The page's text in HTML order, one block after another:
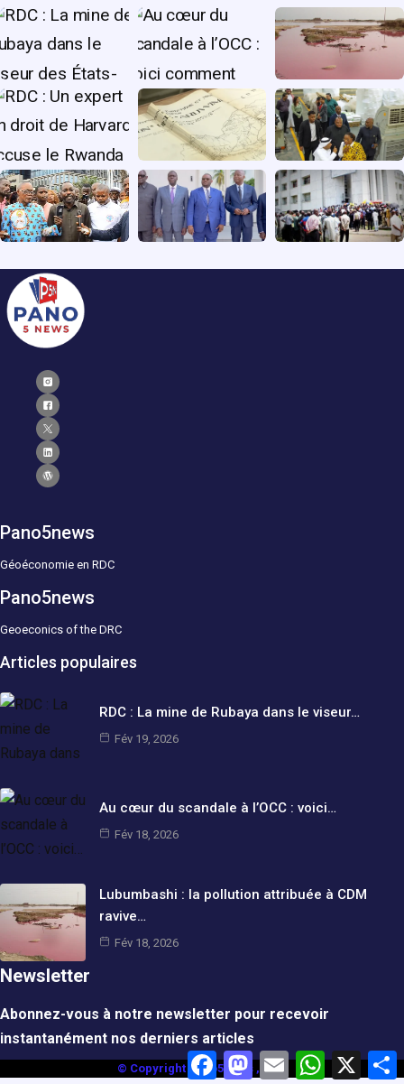
Pano5news
Géoéconomie en RDC
Pano5news
Geoeconics of the DRC
Articles populaires
RDC : La mine de Rubaya dans le viseur…
Fév 19, 2026
Au cœur du scandale à l’OCC : voici…
Fév 18, 2026
Lubumbashi : la pollution attribuée à CDM
ravive…
Fév 18, 2026
Newsletter
Abonnez-vous à notre newsletter pour recevoir
instantanément nos derniers articles
© Copyright pano5news , 2025
F
a
M
a
E
m
W
X